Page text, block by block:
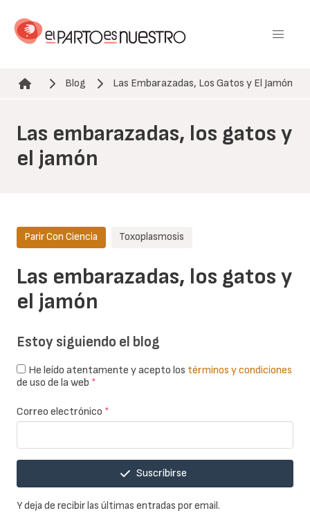
contenido
Ruta de navegación
Blog Las Embarazadas, Los Gatos y El Jamón
Las embarazadas, los gatos y
el jamón
Las embarazadas, los gatos y
el jamón
Parir Con Ciencia Toxoplasmosis
Estoy siguiendo el blog
He leído atentamente y acepto los términos y condiciones
de uso de la web *
Correo electrónico *
Suscribirse
Y deja de recibir las últimas entradas por email.